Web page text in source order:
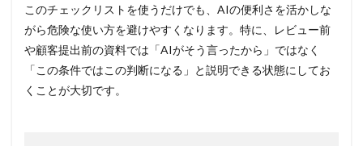
このチェックリストを使うだけでも、AIの便利さを活かしな
がら危険な使い方を避けやすくなります。特に、レビュー前
や顧客提出前の資料では「AIがそう言ったから」ではなく
「この条件ではこの判断になる」と説明できる状態にしてお
くことが大切です。